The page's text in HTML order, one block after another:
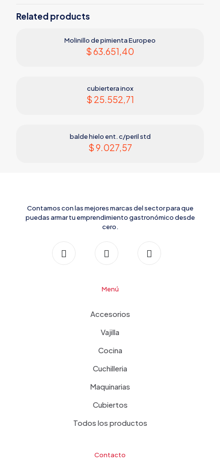
Related products
Molinillo de pimienta Europeo
$63.651,40
cubiertera inox
$ 25.552,71
balde hielo ent. c/peril std
$9.027,57
Contamos con las mejores marcas del sector para que
puedas armar tu emprendimiento gastronómico desde
cero.
Menú
Accesorios
Vajilla
Cocina
Cuchilleria
Maquinarias
Cubiertos
Todos los productos
Contacto